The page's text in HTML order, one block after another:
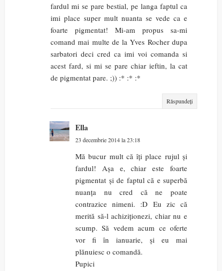
fardul mi se pare bestial, pe langa faptul ca
imi place super mult nuanta se vede ca e
foarte pigmentat! Mi-am propus sa-mi
comand mai multe de la Yves Rocher dupa
sarbatori deci cred ca imi voi comanda si
acest fard, si mi se pare chiar ieftin, la cat
de pigmentat pare. ;)) :* :* :*
Răspundeți
Ella
23 decembrie 2014 la 23:18
Mă bucur mult că îți place rujul și
fardul! Așa e, chiar este foarte
pigmentat și de faptul că e superbă
nuanța nu cred că ne poate
contrazice nimeni. :D Eu zic că
merită să-l achiziționezi, chiar nu e
scump. Să vedem acum ce oferte
vor fi în ianuarie, și eu mai
plănuiesc o comandă.
Pupici